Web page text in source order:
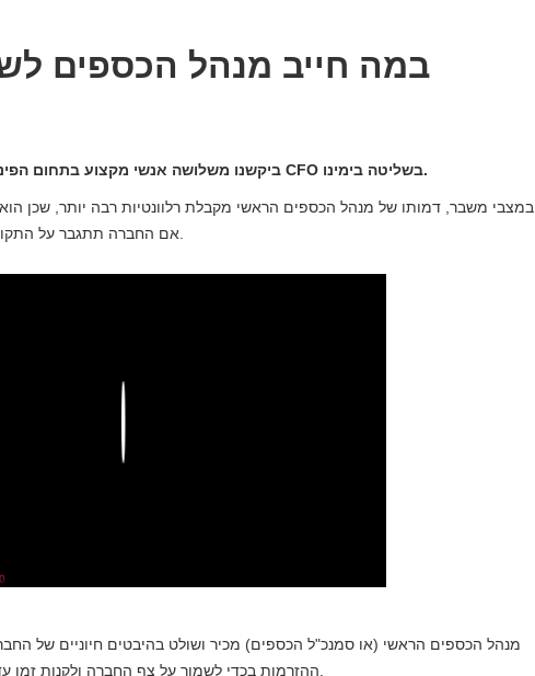
במה חייב מנהל הכספים
ביקשנו משלושה אנשי מקצוע בתחום הפיננסים את עצתם לגבי מה צריך להיות מנהל CFO בשליטה בימינו.
במצבי משבר, דמותו של מנהל הכספים הראשי מקבלת רלוונטיות רבה יותר, שכן
מנהל הכספים הראשי (או סמנכ"ל הכספים) מכיר ושולט בהיבטים חיוניים של